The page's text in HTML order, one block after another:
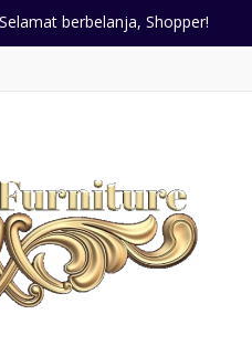
Selamat berbelanja, Shopper!